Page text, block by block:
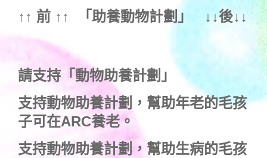
↑↑ 前 ↑↑ 「助養動物計劃 」 ↓↓後↓↓
請支持「動物助養計劃」
支持動物助養計劃，幫助年老的毛孩
子可在ARC養老。
支持動物助養計劃，幫助生病的毛孩